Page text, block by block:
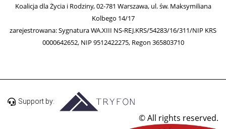
Koalicja dla Życia i Rodziny, 02-781 Warszawa, ul. św. Maksymiliana
Kolbego 14/17
zarejestrowana: Sygnatura WA.XIII NS-REJ.KRS/54283/16/311/NIP KRS
0000642652, NIP 9512422275, Regon 365803710
Support by:
© All rights reserved.